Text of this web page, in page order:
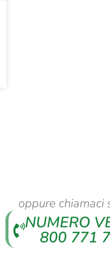
oppure chiamaci
NUMERO
800 771